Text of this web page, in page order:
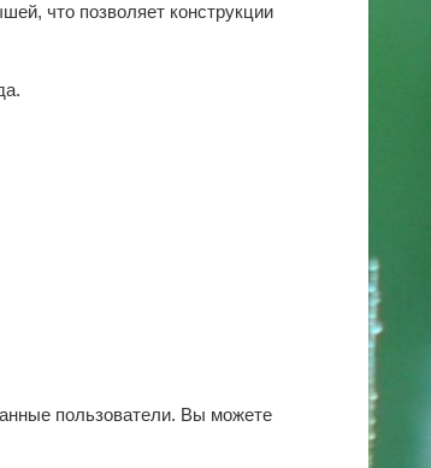
что позволяет конструкции
пользователи. Вы можете